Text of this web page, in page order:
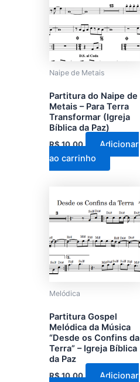
Naipe de Metais
Partitura do Naipe de
Metais – Para Terra
Transformar (Igreja
Bíblica da Paz)
R$10,00
Adicionar
ao carrinho
Melódica
Partitura Gospel
Melódica da Música
“Desde os Confins da
Terra” – Igreja Bíblica
da Paz
R$10,00
Adicionar